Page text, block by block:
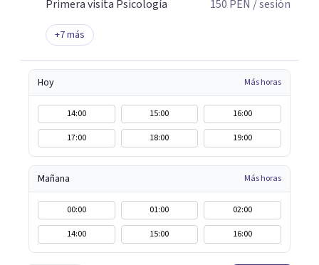
Primera visita Psicología
150 PEN / sesión
+7más
Hoy Más horas
14:00 15:00
16:00
17:00
18:00 19:00
Mañana Más horas
00:00 01:00
02:00
14:00
15:00 16:00